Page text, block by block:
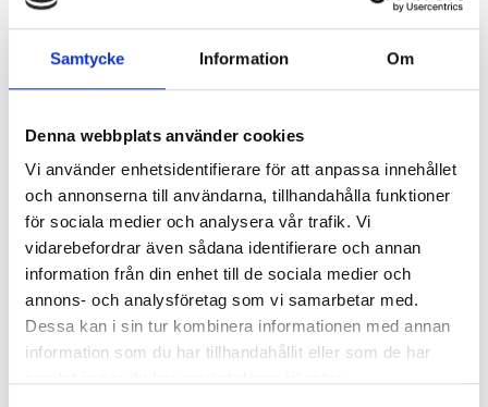
Samtycke Information Om
Denna webbplats använder cookies
Vi använder enhetsidentifierare för att anpassa innehållet
och annonserna till användarna, tillhandahålla funktioner
för sociala medier och analysera vår trafik. Vi
vidarebefordrar även sådana identifierare och annan
information från din enhet till de sociala medier och
annons- och analysföretag som vi samarbetar med.
Dessa kan i sin tur kombinera informationen med annan
information som du har tillhandahållit eller som de har
LOVE 2 - Brustet hjärta
BéKa
216 kr
Köp
LOVE 3 - En sång om
kärlek
BéKa
216 kr
Köp